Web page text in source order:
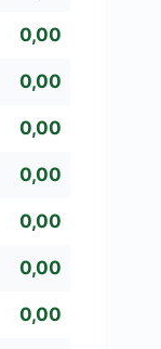
0,00
0,00
0,00
0,00
0,00
0,00
0,00